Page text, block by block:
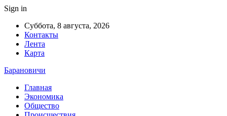
Sign in
Суббота, 8 августа, 2026
Контакты
Лента
Карта
Барановичи
Главная
Экономика
Общество